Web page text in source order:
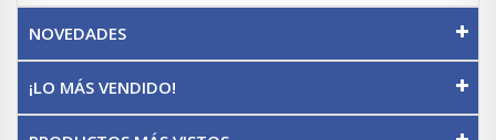
NOVEDADES
¡LO MÁS VENDIDO!